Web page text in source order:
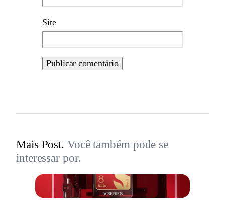
Site
Mais Post. Você também pode se
interessar por.